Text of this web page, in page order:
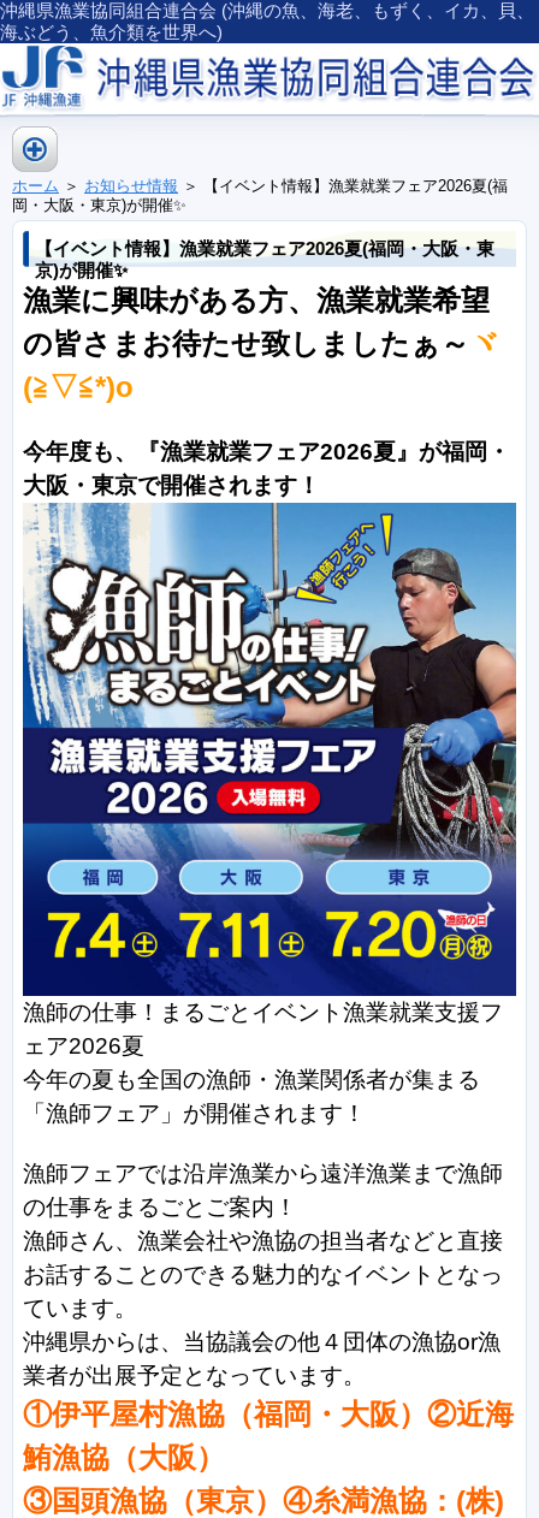
沖縄県漁業協同組合連合会 (沖縄の魚、海老、もずく、イカ、貝、
海ぶどう、魚介類を世界へ)
ホーム ＞ お知らせ情報 ＞ 【イベント情報】漁業就業フェア2026夏(福
岡・大阪・東京)が開催✨
【イベント情報】漁業就業フェア2026夏(福岡・大阪・東
京)が開催✨
漁業に興味がある方、漁業就業希望
の皆さまお待たせ致しましたぁ～ ヾ
(≧▽≦*)o
今年度も、『漁業就業フェア2026夏』が福岡・
大阪・東京で開催されます！
漁師の仕事！まるごとイベント漁業就業支援フ
ェア2026夏
今年の夏も全国の漁師・漁業関係者が集まる
「漁師フェア」が開催されます！
漁師フェアでは沿岸漁業から遠洋漁業まで漁師
の仕事をまるごとご案内！
漁師さん、漁業会社や漁協の担当者などと直接
お話することのできる魅力的なイベントとなっ
ています。
沖縄県からは、当協議会の他４団体の漁協or漁
業者が出展予定となっています。
①伊平屋村漁協（福岡・大阪）②近海
鮪漁協（大阪）
③国頭漁協（東京）④糸満漁協：(株)